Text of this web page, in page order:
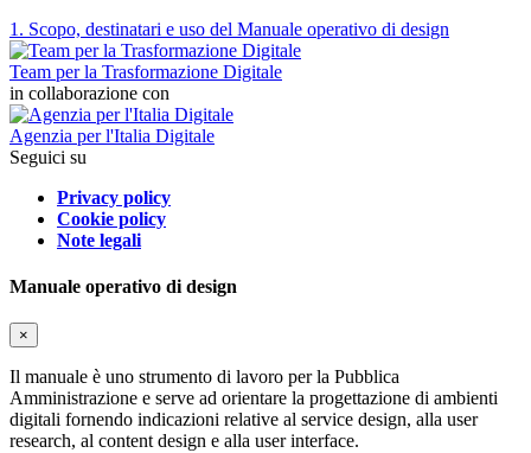
1. Scopo, destinatari e uso del Manuale operativo di design
Team per la Trasformazione Digitale
in collaborazione con
Agenzia per l'Italia Digitale
Seguici su
Privacy policy
Cookie policy
Note legali
Manuale operativo di design
×
Il manuale è uno strumento di lavoro per la Pubblica
Amministrazione e serve ad orientare la progettazione di ambienti
digitali fornendo indicazioni relative al service design, alla user
research, al content design e alla user interface.